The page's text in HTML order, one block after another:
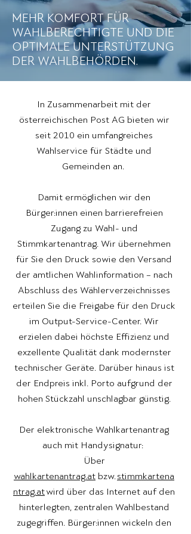
MEHR KOMFORT FÜR
WAHLBERECHTIGTE UND DIE
OPTIMALE UNTERSTÜTZUNG
DER WAHLBEHÖRDEN.
In Zusammenarbeit mit der
österreichischen Post AG bieten wir
seit 2010 ein umfangreiches
Wahlservice für Städte und
Gemeinden an.
Damit ermöglichen wir den
Bürger:innen einen barrierefreien
Zugang zu Wahl- und
Stimmkartenantrag. Wir übernehmen
für Sie den Druck sowie den Versand
der amtlichen Wahlinformation – nach
Abschluss des Wählerverzeichnisses
erteilen Sie die Freigabe für den Druck
im Output-Service-Center. Wir
erzielen dabei höchste Effizienz und
exzellente Qualität dank modernster
technischer Geräte. Darüber hinaus ist
der Endpreis inkl. Porto aufgrund der
hohen Stückzahl unschlagbar günstig.
Der elektronische Wahlkartenantrag
auch mit Handysignatur:
Über
wahlkartenantrag.at bzw.stimmkartena
ntrag.at wird über das Internet auf den
hinterlegten, zentralen Wahlbestand
zugegriffen. Bürger:innen wickeln den